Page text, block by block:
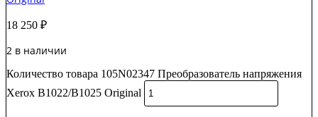
18 250 ₽
2 в наличии
Количество товара 105N02347 Преобразователь напряжения
Xerox B1022/B1025 Original